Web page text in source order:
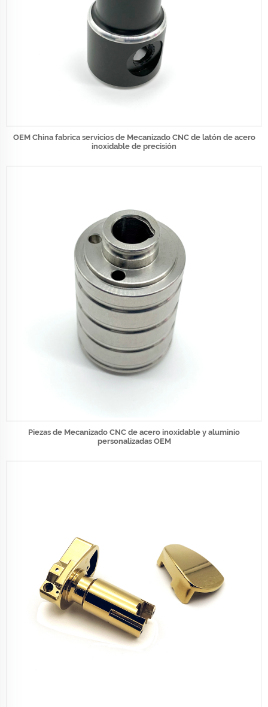
OEM China fabrica servicios de Mecanizado CNC de latón de acero
inoxidable de precisión
Piezas de Mecanizado CNC de acero inoxidable y aluminio
personalizadas OEM